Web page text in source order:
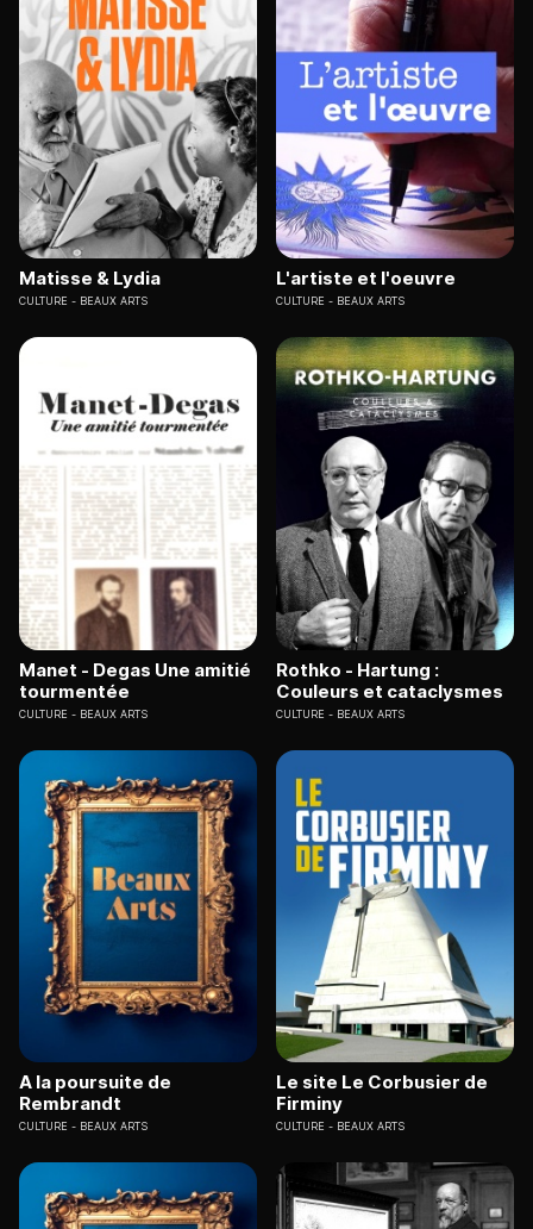
Matisse & Lydia
CULTURE BEAUX ARTS
L'artiste et l'oeuvre
CULTURE BEAUX ARTS
Manet - Degas Une amitié
tourmentée
CULTURE BEAUX ARTS
Rothko - Hartung :
Couleurs et cataclysmes
CULTURE BEAUX ARTS
A la poursuite de
Rembrandt
CULTURE BEAUX ARTS
Le site Le Corbusier de
Firminy
CULTURE BEAUX ARTS